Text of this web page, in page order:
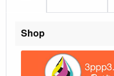
Shop